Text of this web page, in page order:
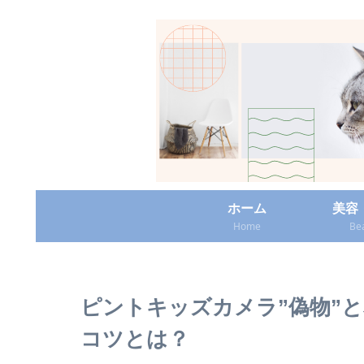
ホーム
Home
美容
ピントキッズカメラ”偽物”
コツとは？